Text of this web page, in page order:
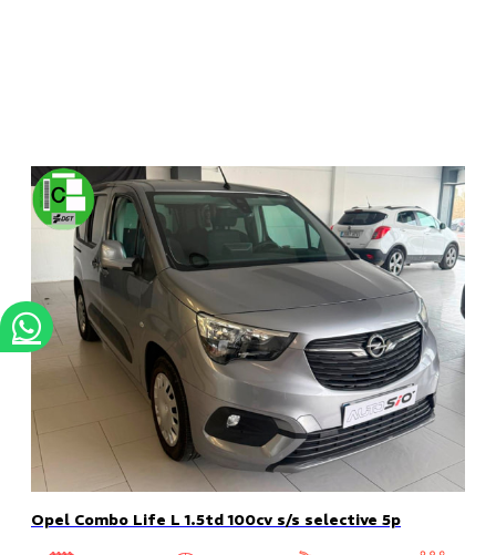
Opel Combo Life L 1.5td 100cv s/s selective 5p